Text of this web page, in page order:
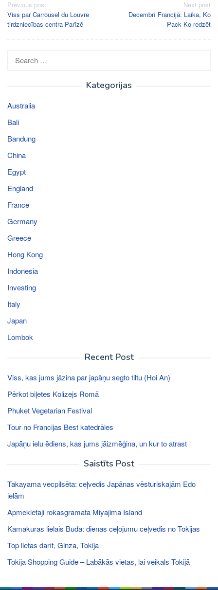
Post
navigation
Previous post
Viss par Carrousel du Louvre
tirdzniecības centra Parīzē
Next post
Decembrī Francijā: Laika, Ko
Pack Ko redzēt
Search
Kategorijas
Australia
Bali
Bandung
China
Egypt
England
France
Germany
Greece
Hong Kong
Indonesia
Investing
Italy
Japan
Lombok
Recent Post
Viss, kas jums jāzina par japāņu segto tiltu (Hoi An)
Pērkot biļetes Kolizejs Romā
Phuket Vegetarian Festival
Tour no Francijas Best katedrāles
Japāņu ielu ēdiens, kas jums jāizmēģina, un kur to atrast
Saistīts Post
Takayama vecpilsēta: ceļvedis Japānas vēsturiskajām Edo
ielām
Apmeklētāji rokasgrāmata Miyajima Island
Kamakuras lielais Buda: dienas ceļojumu ceļvedis no Tokijas
Top lietas darīt, Ginza, Tokija
Tokija Shopping Guide – Labākās vietas, lai veikals Tokijā